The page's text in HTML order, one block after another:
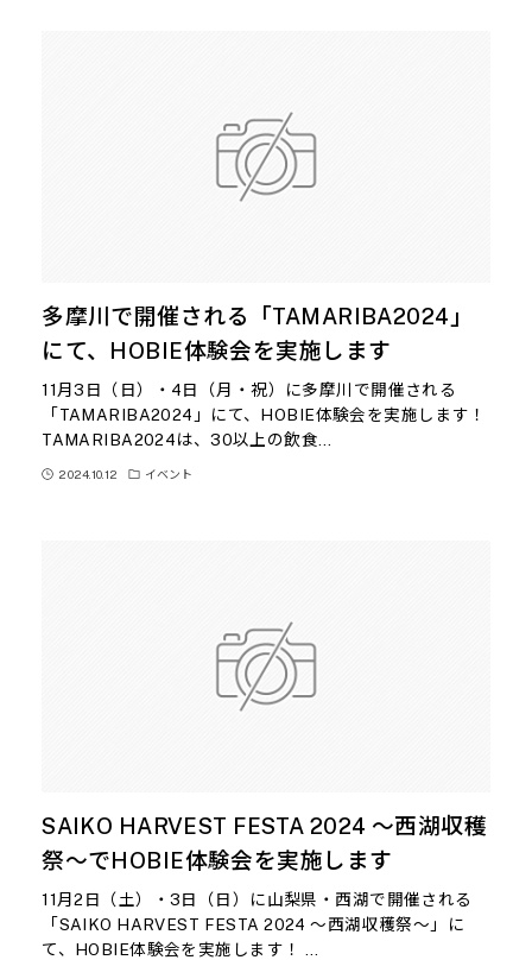
多摩川で開催される「TAMARIBA2024」
にて、HOBIE体験会を実施します
11月3日（日）・4日（月・祝）に多摩川で開催される
「TAMARIBA2024」にて、HOBIE体験会を実施します！
TAMARIBA2024は、30以上の飲食…
2024.10.12 イベント
SAIKO HARVEST FESTA 2024 〜西湖収穫
祭〜でHOBIE体験会を実施します
11月2日（土）・3日（日）に山梨県・西湖で開催される
「SAIKO HARVEST FESTA 2024 〜西湖収穫祭〜」に
て、HOBIE体験会を実施します！ …